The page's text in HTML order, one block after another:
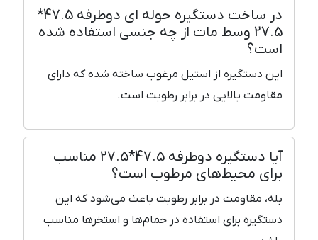
در ساخت دستگیره حوله ای دوطرفه 47.5*
27.5 وسط مات از چه جنسی استفاده شده
است؟
این دستگیره از استیل مرغوب ساخته شده که دارای
مقاومت بالایی در برابر رطوبت است.
آیا دستگیره دوطرفه 47.5*27.5 مناسب
برای محیط‌های مرطوب است؟
بله، مقاومت در برابر رطوبت باعث می‌شود که این
دستگیره برای استفاده در حمام‌ها و استخرها مناسب